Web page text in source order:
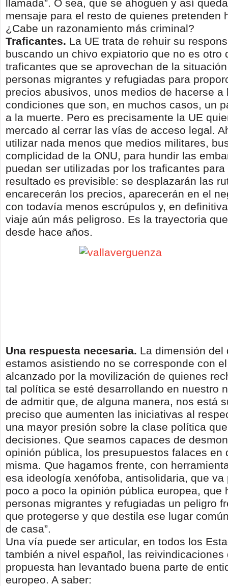
llamada”. O sea, que se ahoguen y así
mensaje para el resto de quienes pretenden
¿Cabe un razonamiento más criminal?
Traficantes. La UE trata de rehuir su
buscando un chivo expiatorio que no es otro
traficantes que se aprovechan de la
personas migrantes y refugiadas para
precios abusivos, unos medios de hacerse a
condiciones que son, en muchos casos, un
a la muerte. Pero es precisamente la UE
mercado al cerrar las vías de acceso legal.
utilizar nada menos que medios militares,
complicidad de la ONU, para hundir las
puedan ser utilizadas por los traficantes
resultado es previsible: se desplazarán las
encarecerán los precios, aparecerán en el
con todavía menos escrúpulos y, en
viaje aún más peligroso. Es la trayectoria
desde hace años.
Una respuesta necesaria. La dimensión del
estamos asistiendo no se corresponde con
alcanzado por la movilización de quienes
tal política se esté desarrollando en nuestro
de admitir que, de alguna manera, nos está
preciso que aumenten las iniciativas al
una mayor presión sobre la clase política
decisiones. Que seamos capaces de
opinión pública, los presupuestos falaces en
misma. Que hagamos frente, con
esa ideología xenófoba, antisolidaria, que va
poco a poco la opinión pública europea, que
personas migrantes y refugiadas un peligro
que protegerse y que destila ese lugar
de casa”.
Una vía puede ser articular, en todos los
también a nivel español, las reivindicaciones
propuesta han levantado buena parte de
europeo. A saber: